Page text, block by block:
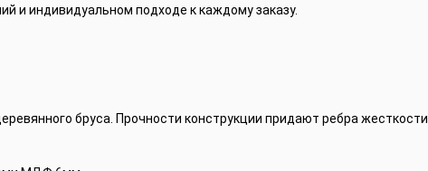
и индивидуальном подходе к каждому заказу.
бруса. Прочности конструкции придают ребра жесткости.